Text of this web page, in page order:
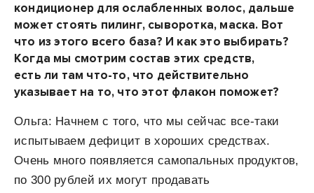
кондиционер для ослабленных волос, дальше
может стоять пилинг, сыворотка, маска. Вот
что из этого всего база? И как это выбирать?
Когда мы смотрим состав этих средств,
есть ли там что-то, что действительно
указывает на то, что этот флакон поможет?
Ольга: Начнем с того, что мы сейчас все-таки
испытываем дефицит в хороших средствах.
Очень много появляется самопальных продуктов,
по 300 рублей их могут продавать